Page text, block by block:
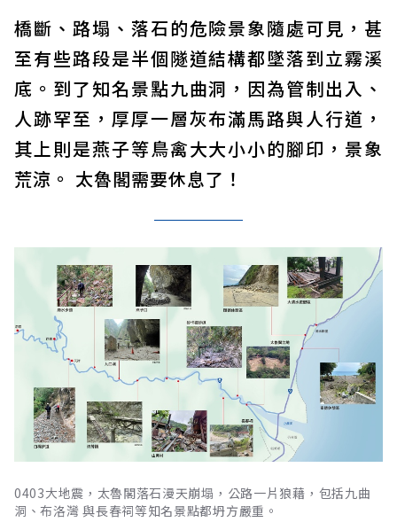
橋斷、路塌、落石的危險景象隨處可見，甚
至有些路段是半個隧道結構都墜落到立霧溪
底。到了知名景點九曲洞，因為管制出入、
人跡罕至，厚厚一層灰布滿馬路與人行道，
其上則是燕子等鳥禽大大小小的腳印，景象
荒涼。 太魯閣需要休息了！
0403大地震，太魯閣落石漫天崩塌，公路一片狼藉，包括九曲
洞、布洛灣 與長春祠等知名景點都坍方嚴重。